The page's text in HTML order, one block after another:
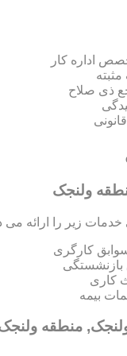
اداره کار
ذی صلاح
ولنجک
خدمات زیر را ارائه می
کارگری
بازنشستگی
کاری
بیمه
منطقه